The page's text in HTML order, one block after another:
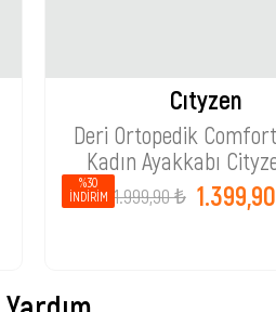
Cıtyzen
Deri Ortopedik
Kadın Ayakkabı
1.999,90 ₺
%30
İNDIRIM